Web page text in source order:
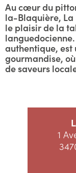
Au cœur du
la-Blaquière, La
le plaisir de la
authentique,
gourmandise,
de saveurs
1